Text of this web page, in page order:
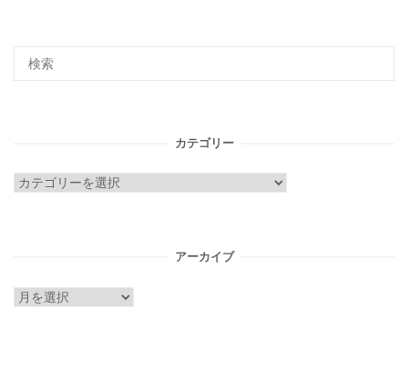
カテゴリー
カ
アーカイブ
ア